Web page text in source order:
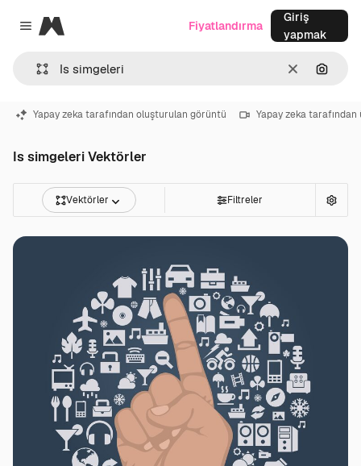
Close menu
Magnific
Temizlemek
Fiyatlandırma
Giriş
yapmak
Yapay zeka tarafından oluşturulan görüntü Yapay zeka
Is simgeleri Vektörler
Vektörler Filtreler